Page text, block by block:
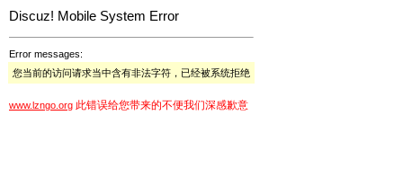
Discuz! Mobile System Error
Error messages:
您当前的访问请求当中含有非法字符，已经被系统拒绝
www.lzngo.org 此错误给您带来的不便我们深感歉意